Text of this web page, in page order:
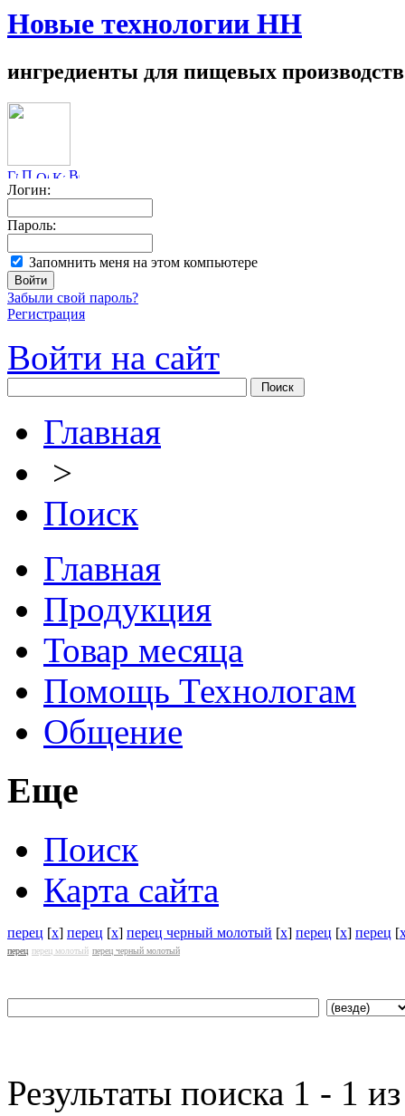
Новые технологии НН
ингредиенты для пищевых производств
Логин:
Пароль:
Запомнить меня на этом компьютере
Забыли свой пароль?
Регистрация
Войти на сайт
Главная
>
Поиск
Главная
Продукция
Товар месяца
Помощь Технологам
Общение
Еще
Поиск
Карта сайта
перец [x] перец [x] перец черный молотый [x] перец [x] перец [
перец перец молотый перец черный молотый
Результаты поиска 1 - 1